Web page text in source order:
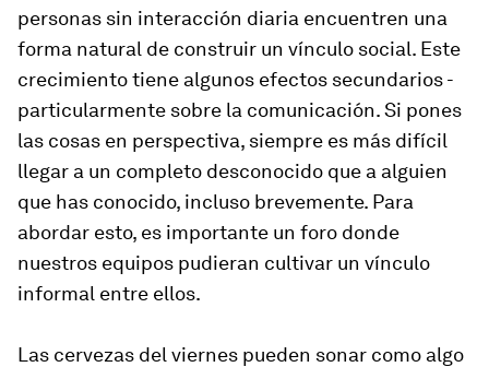
personas sin interacción diaria encuentren una
forma natural de construir un vínculo social. Este
crecimiento tiene algunos efectos secundarios -
particularmente sobre la comunicación. Si pones
las cosas en perspectiva, siempre es más difícil
llegar a un completo desconocido que a alguien
que has conocido, incluso brevemente. Para
abordar esto, es importante un foro donde
nuestros equipos pudieran cultivar un vínculo
informal entre ellos.
Las cervezas del viernes pueden sonar como algo